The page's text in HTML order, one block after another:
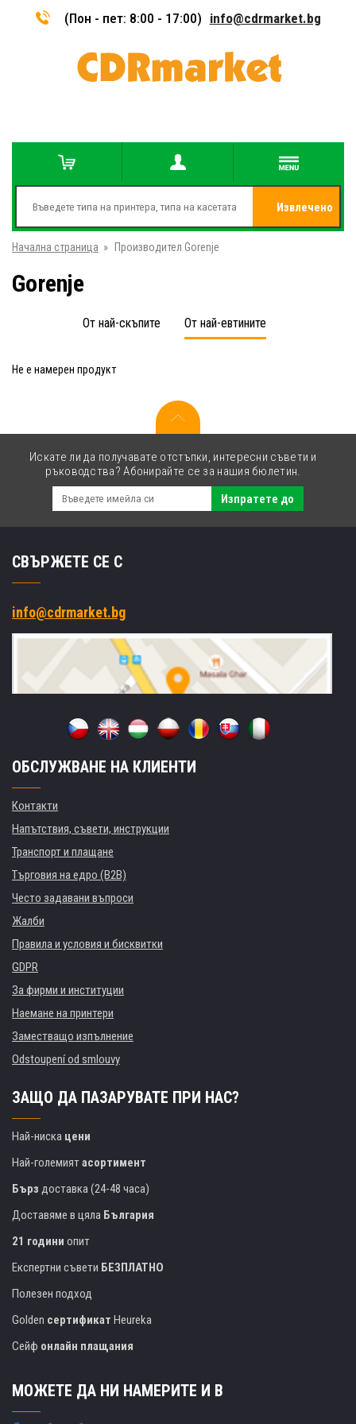
(Пон - пет: 8:00 - 17:00) info@cdrmarket.bg
Извлечено
Начална страница » Производител Gorenje
Gorenje
От най-скъпите От най-евтините
Не е намерен продукт
Искате ли да получавате отстъпки, интересни съвети и
ръководства? Абонирайте се за нашия бюлетин.
Изпратете до
СВЪРЖЕТЕ СЕ С
info@cdrmarket.bg
ОБСЛУЖВАНЕ НА КЛИЕНТИ
Контакти
Напътствия, съвети, инструкции
Транспорт и плащане
Търговия на едро (B2B)
Често задавани въпроси
Жалби
Правила и условия и бисквитки
GDPR
За фирми и институции
Наемане на принтери
Заместващо изпълнение
Odstoupení od smlouvy
ЗАЩО ДА ПАЗАРУВАТЕ ПРИ НАС?
Най-ниска цени
Най-големиятасортимент
Бърз доставка (24-48 часа)
Доставяме в цяла България
21 години опит
Експертни съвети БЕЗПЛАТНО
Полезен подход
Golden сертификат Heureka
Сейф онлайн плащания
МОЖЕТЕ ДА НИ НАМЕРИТЕ И В